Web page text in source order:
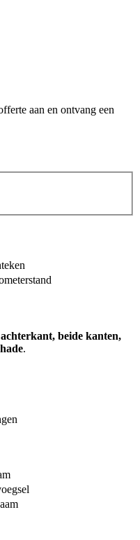
aan en ontvang een
beide kanten,
.